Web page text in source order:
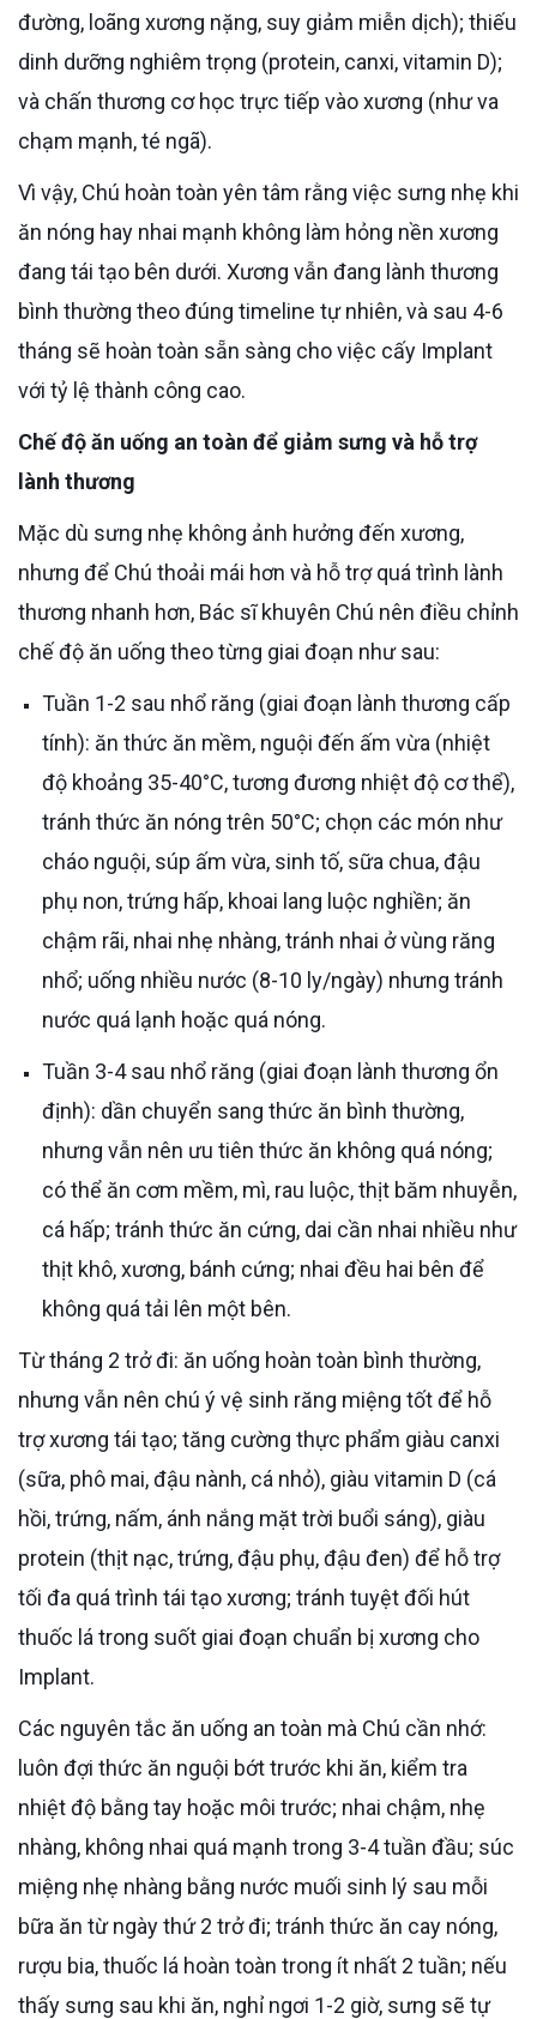
đường, loãng xương nặng, suy giảm miễn dịch); thiếu
dinh dưỡng nghiêm trọng (protein, canxi, vitamin D);
và chấn thương cơ học trực tiếp vào xương (như va
chạm mạnh, té ngã).
Vì vậy, Chú hoàn toàn yên tâm rằng việc sưng nhẹ khi
ăn nóng hay nhai mạnh không làm hỏng nền xương
đang tái tạo bên dưới. Xương vẫn đang lành thương
bình thường theo đúng timeline tự nhiên, và sau 4-6
tháng sẽ hoàn toàn sẵn sàng cho việc cấy Implant
với tỷ lệ thành công cao.
Chế độ ăn uống an toàn để giảm sưng và hỗ trợ
lành thương
Mặc dù sưng nhẹ không ảnh hưởng đến xương,
nhưng để Chú thoải mái hơn và hỗ trợ quá trình lành
thương nhanh hơn, Bác sĩ khuyên Chú nên điều chỉnh
chế độ ăn uống theo từng giai đoạn như sau:
Tuần 1-2 sau nhổ răng (giai đoạn lành thương cấp
tính): ăn thức ăn mềm, nguội đến ấm vừa (nhiệt
độ khoảng 35-40°C, tương đương nhiệt độ cơ thể),
tránh thức ăn nóng trên 50°C; chọn các món như
cháo nguội, súp ấm vừa, sinh tố, sữa chua, đậu
phụ non, trứng hấp, khoai lang luộc nghiền; ăn
chậm rãi, nhai nhẹ nhàng, tránh nhai ở vùng răng
nhổ; uống nhiều nước (8-10 ly/ngày) nhưng tránh
nước quá lạnh hoặc quá nóng.
Tuần 3-4 sau nhổ răng (giai đoạn lành thương ổn
định): dần chuyển sang thức ăn bình thường,
nhưng vẫn nên ưu tiên thức ăn không quá nóng;
có thể ăn cơm mềm, mì, rau luộc, thịt băm nhuyễn,
cá hấp; tránh thức ăn cứng, dai cần nhai nhiều như
thịt khô, xương, bánh cứng; nhai đều hai bên để
không quá tải lên một bên.
Từ tháng 2 trở đi: ăn uống hoàn toàn bình thường,
nhưng vẫn nên chú ý vệ sinh răng miệng tốt để hỗ
trợ xương tái tạo; tăng cường thực phẩm giàu canxi
(sữa, phô mai, đậu nành, cá nhỏ), giàu vitamin D (cá
hồi, trứng, nấm, ánh nắng mặt trời buổi sáng), giàu
protein (thịt nạc, trứng, đậu phụ, đậu đen) để hỗ trợ
tối đa quá trình tái tạo xương; tránh tuyệt đối hút
thuốc lá trong suốt giai đoạn chuẩn bị xương cho
Implant.
Các nguyên tắc ăn uống an toàn mà Chú cần nhớ:
luôn đợi thức ăn nguội bớt trước khi ăn, kiểm tra
nhiệt độ bằng tay hoặc môi trước; nhai chậm, nhẹ
nhàng, không nhai quá mạnh trong 3-4 tuần đầu; súc
miệng nhẹ nhàng bằng nước muối sinh lý sau mỗi
bữa ăn từ ngày thứ 2 trở đi; tránh thức ăn cay nóng,
rượu bia, thuốc lá hoàn toàn trong ít nhất 2 tuần; nếu
thấy sưng sau khi ăn, nghỉ ngơi 1-2 giờ, sưng sẽ tự